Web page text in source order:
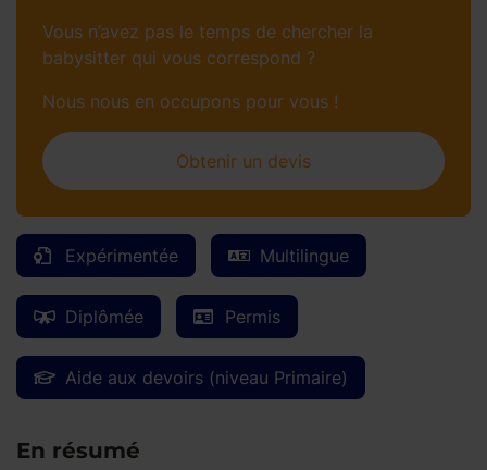
Expérimentée Multilingue
Diplômée Permis
Aide aux devoirs (niveau Primaire)
En résumé
Vous n’avez pas le temps de chercher la
babysitter qui vous correspond ?
Nous nous en occupons pour vous !
Obtenir un devis